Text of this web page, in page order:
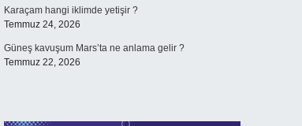
Karaçam hangi iklimde yetişir ?
Temmuz 24, 2026
Güneş kavuşum Mars’ta ne anlama gelir ?
Temmuz 22, 2026